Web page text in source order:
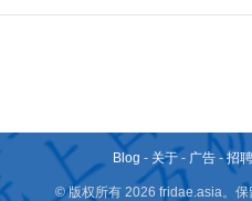
Blog - 关于 - 广告 -招
© 版权所有 2026 fridae.asia。